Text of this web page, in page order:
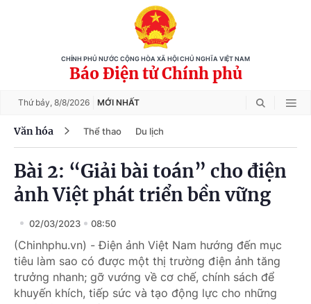
CHÍNH PHỦ NƯỚC CỘNG HÒA XÃ HỘI CHỦ NGHĨA VIỆT NAM
Báo Điện tử Chính phủ
Thứ bảy, 8/8/2026 MỚI NHẤT
Văn hóa Thể thao Du lịch
Bài 2: “Giải bài toán” cho điện
ảnh Việt phát triển bền vững
02/03/2023 08:50
(Chinhphu.vn) - Điện ảnh Việt Nam hướng đến mục
tiêu làm sao có được một thị trường điện ảnh tăng
trưởng nhanh; gỡ vướng về cơ chế, chính sách để
khuyến khích, tiếp sức và tạo động lực cho những